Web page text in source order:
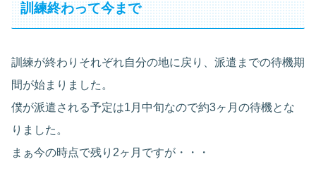
訓練終わって今まで
訓練が終わりそれぞれ自分の地に戻り、派遣までの待機期
間が始まりました。
僕が派遣される予定は1月中旬なので約3ヶ月の待機とな
りました。
まぁ今の時点で残り2ヶ月ですが・・・